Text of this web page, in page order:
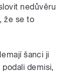
nedůvěru
že se to
šanci ji
demisi,